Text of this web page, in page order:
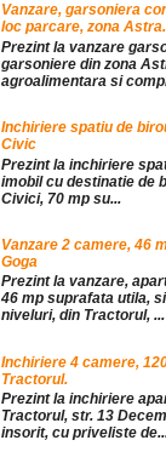
Vanzare, garsoniera
loc parcare, zona Astra.
Prezint la vanzare
garsoniere din zona
agroalimentara si
Inchiriere spatiu de
Civic
Prezint la inchiriere
imobil cu destinatie de
Civici, 70 mp su...
Vanzare 2 camere, 46
Goga
Prezint la vanzare,
46 mp suprafata utila,
niveluri, din Tractorul, ...
Inchiriere 4 camere,
Tractorul.
Prezint la inchiriere
Tractorul, str. 13
insorit, cu priveliste